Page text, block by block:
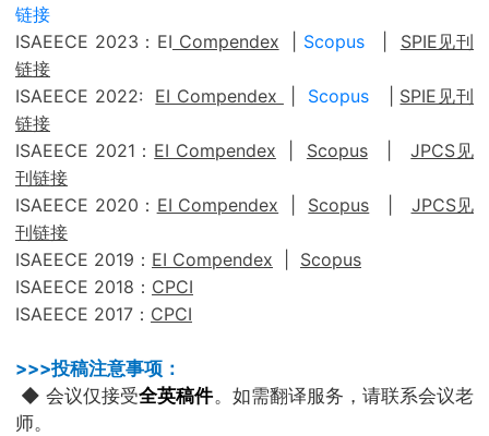
链接
ISAEECE 2023：EI Compendex Scopus| SPIE见刊
链接
ISAEECE 2022: EI Compendex Scopus
SPIE见刊
链接
ISAEECE 2021： EI Compendex Scopus|JPCS见
刊链接
ISAEECE 2020： EI Compendex Scopus
JPCS见
刊链接
ISAEECE 2019： EI Compendex
Scopus
ISAEECE 2018： CPCI
ISAEECE 2017： CPCI
>>>投稿注意事项：
◆ 会议仅接受全英稿件。如需翻译服务，请联系会议老
师。